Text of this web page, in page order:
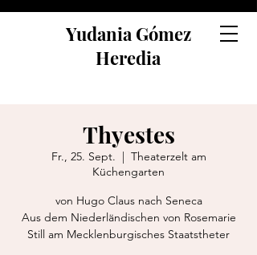
Yudania Gómez
Heredia
Thyestes
Fr., 25. Sept.
  |
Theaterzelt am
Küchengarten
von Hugo Claus nach Seneca
Aus dem Niederländischen von Rosemarie
Still am Mecklenburgisches Staatstheter